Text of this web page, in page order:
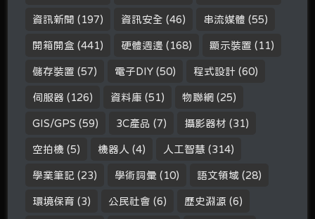
資訊新聞 (197) 資訊安全 (46) 串流媒體 (55)
開箱開盒 (441) 硬體週邊 (168) 顯示裝置 (11)
儲存裝置 (57) 電子DIY (50) 程式設計 (60)
伺服器 (126) 資料庫 (51) 物聯網 (25)
GIS/GPS (59) 3C產品 (7) 攝影器材 (31)
空拍機 (5) 機器人 (4) 人工智慧 (314)
學業筆記 (23) 學術詞彙 (10) 語文領域 (28)
環境保育 (3) 公民社會 (6) 歷史淵源 (6)